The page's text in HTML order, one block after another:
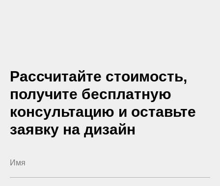
Рассчитайте стоимость,
получите бесплатную
консультацию и оставьте
заявку на дизайн